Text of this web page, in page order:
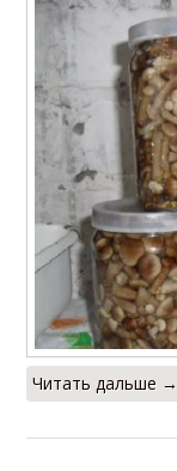
Читать дальше →